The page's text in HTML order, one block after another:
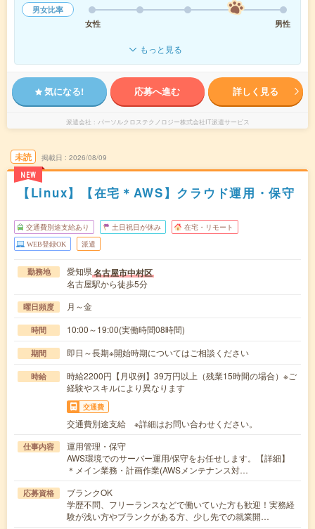
男女比率
女性
男性
もっと見る
気になる! 応募へ進む 詳しく見る
派遣会社 パーソルクロステクノロジー株式会社IT派遣サービス
未読
NEW
掲載日 2026/08/09
【Linux】【在宅＊AWS】クラウド運用・保守
交通費別途支給あり 土日祝日が休み 在宅・リモート
WEB登録OK 派遣
勤務地 愛知県名古屋市中村区
名古屋駅から徒歩5分
曜日頻度 月～金
時間 10:00～19:00(実働時間08時間)
期間 即日～長期※開始時期についてはご相談ください
時給
時給2200円【月収例】39万円以上（残業15時間の場合）※ご
経験やスキルにより異なります
交通費
交通費別途支給 ※詳細はお問い合わせください。
仕事内容
運用管理・保守
AWS環境でのサーバー運用/保守をお任せします。【詳細】
＊メイン業務・計画作業(AWSメンテナンス対…
応募資格
ブランクOK
学歴不問、フリーランスなどで働いていた方も歓迎！実務経
験が浅い方やブランクがある方、少し先での就業開…